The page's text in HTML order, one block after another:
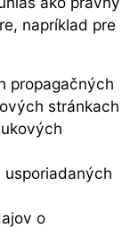
napríklad pre
propagačných
stránkach
o